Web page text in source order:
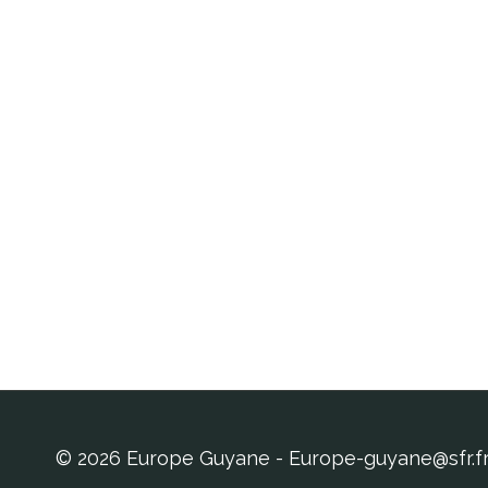
© 2026 Europe Guyane - Europe-